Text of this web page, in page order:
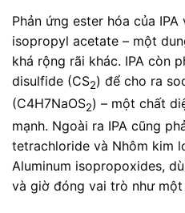
Phản ứng ester hóa của
isopropyl acetate – một
khá rộng rãi khác. IPA còn
disulfide (CS2) để cho ra
(C4H7NaOS2) – một chất
mạnh. Ngoài ra IPA cũng
tetrachloride và Nhôm kim
Aluminum isopropoxides,
và giờ đóng vai trò như